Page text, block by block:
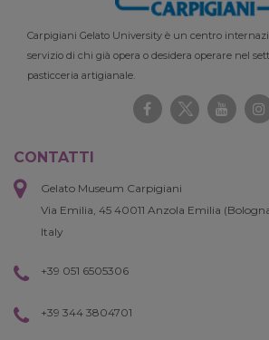
Carpigiani Gelato University è un centro
servizio di chi già opera o desidera operare nel
pasticceria artigianale.
CONTATTI
Gelato Museum Carpigiani
Via Emilia, 45 40011 Anzola Emilia
Italy
+39 051 6505306
+39 344 3804701